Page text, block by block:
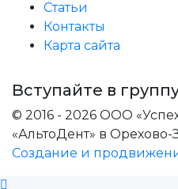
Статьи
Контакты
Карта сайта
Вступайте в
© 2016 - 2026 ООО
«АльтоДент» в Орехово-
Создание и